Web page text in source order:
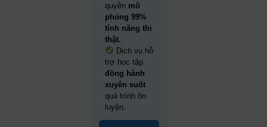
quyền mô
phỏng 99%
tính năng thi
thật.
Dịch vụ hỗ
trợ học tập
đồng hành
xuyên suốt
quá trình ôn
luyện.